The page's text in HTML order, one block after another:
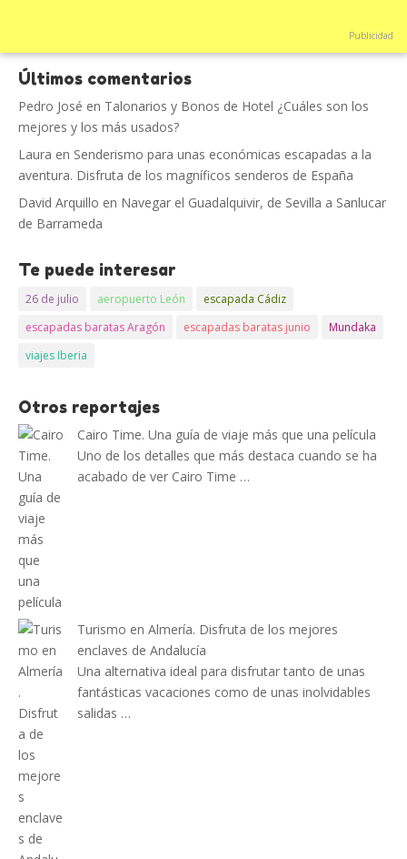
Publicidad
Últimos comentarios
Pedro José en Talonarios y Bonos de Hotel ¿Cuáles son los
mejores y los más usados?
Laura en Senderismo para unas económicas escapadas a la
aventura. Disfruta de los magníficos senderos de España
David Arquillo en Navegar el Guadalquivir, de Sevilla a Sanlucar
de Barrameda
Te puede interesar
26 de julio aeropuerto León
escapada Cádiz
escapadas baratas Aragón
escapadas baratas junio
Mundaka
viajes Iberia
Otros reportajes
Cairo Time. Una guía de viaje más que una película
Uno de los detalles que más destaca cuando se ha
acabado de ver Cairo Time …
Turismo en Almería. Disfruta de los mejores
enclaves de Andalucía
Una alternativa ideal para disfrutar tanto de unas
fantásticas vacaciones como de unas inolvidables
salidas …